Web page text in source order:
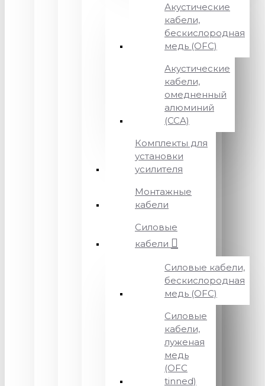
Акустические
кабели,
бескислородная
медь (OFC)
Акустические
кабели,
омедненный
алюминий
(CCA)
Комплекты для
установки
усилителя
Монтажные
кабели
Силовые
кабели
Силовые кабели,
бескислородная
медь (OFC)
Силовые
кабели,
луженая
медь
(OFC
tinned)